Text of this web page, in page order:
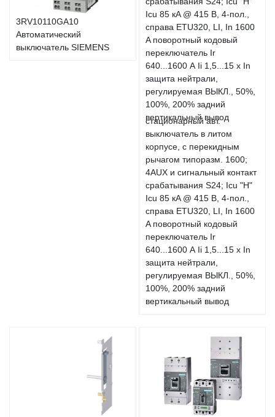
3RV10110GA10
Автоматический
выключатель SIEMENS
стационарный авт.
выключатель в литом
корпусе, с перекидным
рычагом типоразм. 1600;
4AUX и сигнальный контакт
срабатывания S24; Icu "H"
Icu 85 кA @ 415 В, 4-пол.,
справа ETU320, LI, In 1600
A поворотный кодовый
переключатель Ir
640...1600 А Ii 1,5...15 x In
защита нейтрали,
регулируемая ВЫКЛ., 50%,
100%, 200% задний
вертикальный вывод